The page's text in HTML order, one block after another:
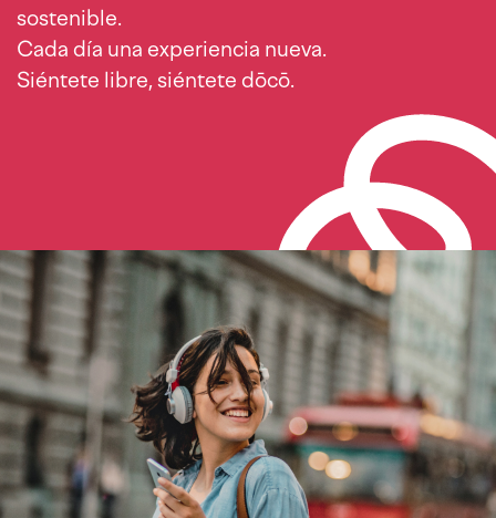
sostenible.
Cada día una experiencia nueva.
Siéntete libre, siéntete dōcō.